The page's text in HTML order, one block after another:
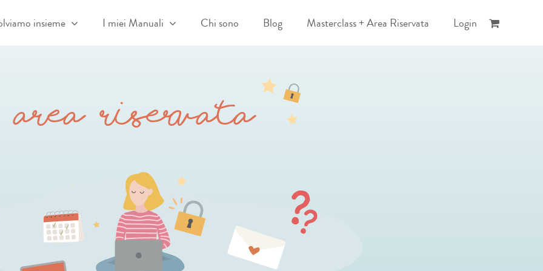
insieme I miei Manuali Chi sono Blog Masterclass + Area Riservata Login
AREA RISERVATA